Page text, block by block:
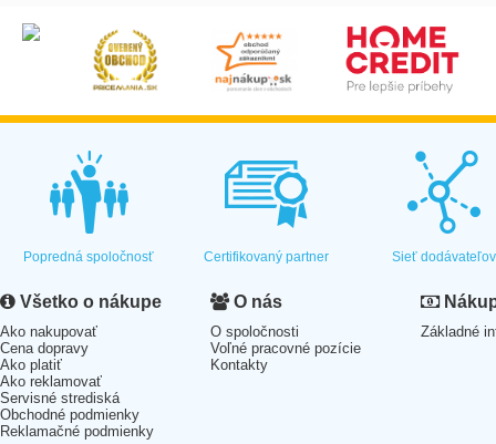
Popredná spoločnosť Certifikovaný partner Sieť dodávateľov
Všetko o nákupe
Ako nakupovať
Cena dopravy
Ako platiť
Ako reklamovať
Servisné strediská
Obchodné podmienky
Reklamačné podmienky
O nás
O spoločnosti
Voľné pracovné pozície
Kontakty
Základné